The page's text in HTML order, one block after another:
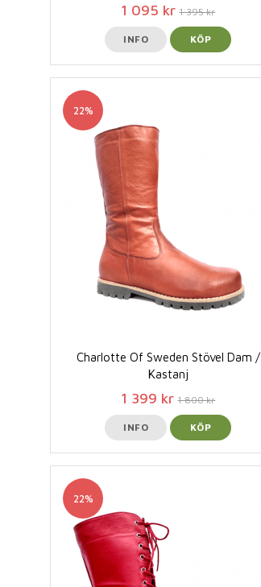
1 095 kr 1 395 kr
INFO KÖP
22%
Charlotte Of Sweden Stövel Dam /
Kastanj
1 399 kr 1 800 kr
INFO KÖP
22%